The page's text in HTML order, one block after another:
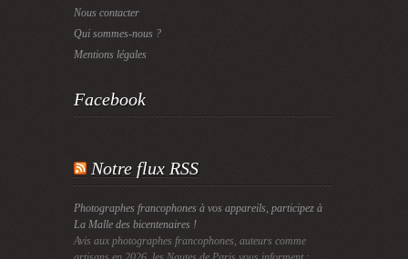
Nous contacter
Qui sommes-nous ?
Mentions légales
Facebook
Notre flux RSS
Photographes francophones à vos appareils, participez à
La Malle des bicentenaires !
Avis aux photographes francophones, auteurs comme